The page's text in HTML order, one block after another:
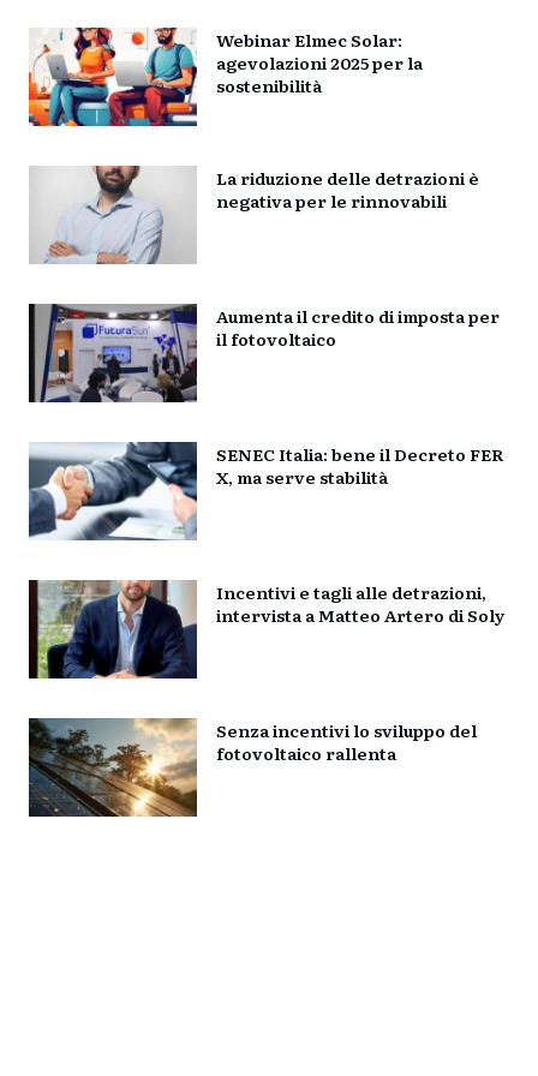
Webinar Elmec Solar:
agevolazioni 2025 per la
sostenibilità
La riduzione delle detrazioni è
negativa per le rinnovabili
Aumenta il credito di imposta per
il fotovoltaico
SENEC Italia: bene il Decreto FER
X, ma serve stabilità
Incentivi e tagli alle detrazioni,
intervista a Matteo Artero di Soly
Senza incentivi lo sviluppo del
fotovoltaico rallenta